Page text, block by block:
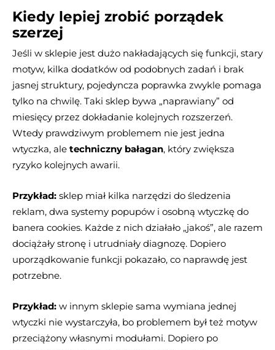
Kiedy lepiej zrobić porządek
szerzej
Jeśli w sklepie jest dużo nakładających się funkcji, stary
motyw, kilka dodatków od podobnych zadań i brak
jasnej struktury, pojedyncza poprawka zwykle pomaga
tylko na chwilę. Taki sklep bywa „naprawiany” od
miesięcy przez dokładanie kolejnych rozszerzeń.
Wtedy prawdziwym problemem nie jest jedna
wtyczka, ale techniczny bałagan, który zwiększa
ryzyko kolejnych awarii.
Przykład: sklep miał kilka narzędzi do śledzenia
reklam, dwa systemy popupów i osobną wtyczkę do
banera cookies. Każde z nich działało „jakoś”, ale razem
dociążały stronę i utrudniały diagnozę. Dopiero
uporządkowanie funkcji pokazało, co naprawdę jest
potrzebne.
Przykład: w innym sklepie sama wymiana jednej
wtyczki nie wystarczyła, bo problemem był też motyw
przeciążony własnymi modułami. Dopiero po